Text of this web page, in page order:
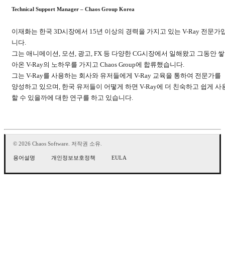
Technical Support Manager – Chaos Group Korea
이재화는 한국 3D시장에서 15년 이상의 경력을 가지고 있는 V-Ray 전문가
니다.
그는 애니메이션, 모션, 광고, FX 등 다양한 CG시장에서 일해왔고 그동안 쌓
아온 V-Ray의 노하우를 가지고 Chaos Group에 합류했습니다.
그는 V-Ray를 사용하는 회사와 유저들에게 V-Ray 교육을 통하여 전문가를
양성하고 있으며, 한국 유저들이 어떻게 하면 V-Ray에 더 친숙하고 쉽게 사
할 수 있을까에 대한 연구를 하고 있습니다.
© 2026 Chaos Software. 저작권 소유.
용어설명 개인정보보호정책 EULA